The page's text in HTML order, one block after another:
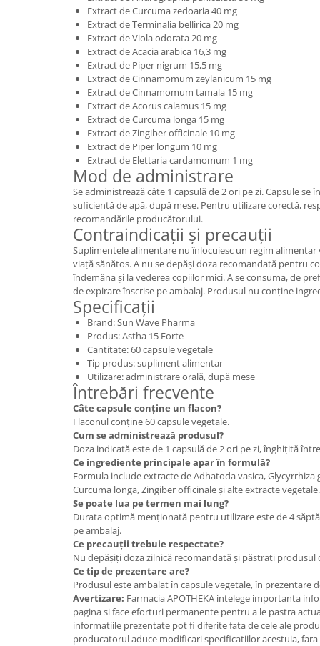
Extract de Curcuma zedoaria 40 mg
Extract de Terminalia bellirica 20 mg
Extract de Viola odorata 20 mg
Extract de Acacia arabica 16,3 mg
Extract de Piper nigrum 15,5 mg
Extract de Cinnamomum zeylanicum 15 mg
Extract de Cinnamomum tamala 15 mg
Extract de Acorus calamus 15 mg
Extract de Curcuma longa 15 mg
Extract de Zingiber officinale 10 mg
Extract de Piper longum 10 mg
Extract de Elettaria cardamomum 1 mg
Mod de administrare
Se administrează câte 1 capsulă de 2 ori pe zi. Capsule se
suficientă de apă, după mese. Pentru utilizare corectă,
recomandările producătorului.
Contraindicații și precauții
Suplimentele alimentare nu înlocuiesc un regim
viață sănătos. A nu se depăși doza recomandată pentru
îndemâna și la vederea copiilor mici. A se consuma, de
de expirare înscrise pe ambalaj. Produsul nu conține
Specificații
Brand: Sun Wave Pharma
Produs: Astha 15 Forte
Cantitate: 60 capsule vegetale
Tip produs: supliment alimentar
Utilizare: administrare orală, după mese
Întrebări frecvente
Câte capsule conține un flacon?
Flaconul conține 60 capsule vegetale.
Cum se administrează produsul?
Doza indicată este de 1 capsulă de 2 ori pe zi, înghițită
Ce ingrediente principale apar în formulă?
Formula include extracte de Adhatoda vasica,
Curcuma longa, Zingiber officinale și alte extracte vegetale.
Se poate lua pe termen mai lung?
Durata optimă menționată pentru utilizare este de 4
pe ambalaj.
Ce precauții trebuie respectate?
Nu depășiți doza zilnică recomandată și păstrați produsul
Ce tip de prezentare are?
Produsul este ambalat în capsule vegetale, în prezentare
Avertizare: Farmacia APOTHEKA intelege importanta
pagina si face eforturi permanente pentru a le pastra
informatiile prezentate pot fi diferite fata de cele ale
producatorul aduce modificari specificatiilor acestuia,